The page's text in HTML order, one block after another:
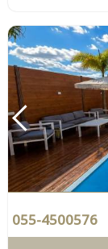
055-4500576